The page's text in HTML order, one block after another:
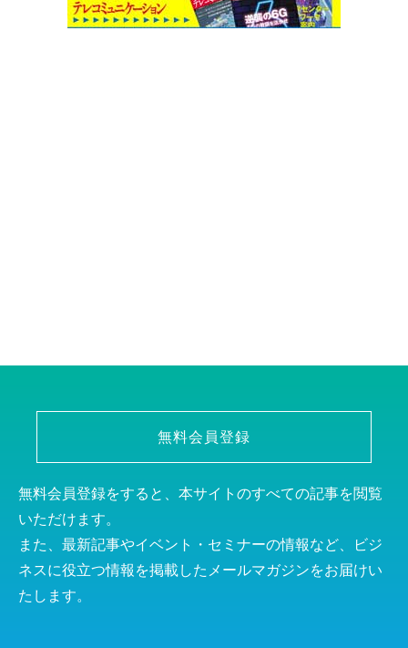
無料会員登録
無料会員登録をすると、本サイトのすべての記事を閲覧
いただけます。
また、最新記事やイベント・セミナーの情報など、ビジ
ネスに役立つ情報を掲載したメールマガジンをお届けい
たします。